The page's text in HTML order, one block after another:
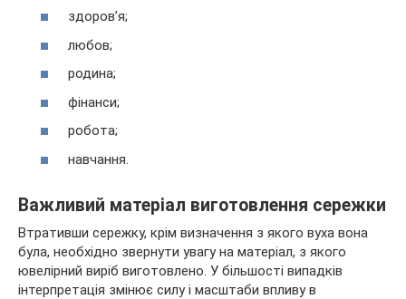
здоров’я;
любов;
родина;
фінанси;
робота;
навчання.
Важливий матеріал виготовлення сережки
Втративши сережку, крім визначення з якого вуха вона
була, необхідно звернути увагу на матеріал, з якого
ювелірний виріб виготовлено. У більшості випадків
інтерпретація змінює силу і масштаби впливу в